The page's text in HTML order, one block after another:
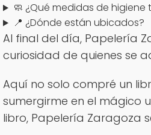
🧼 ¿Qué medidas de higiene
📍 ¿Dónde están ubicados?
Al final del día, Papelería
curiosidad de quienes se
Aquí no solo compré un
sumergirme en el mágico
libro, Papelería Zaragoza